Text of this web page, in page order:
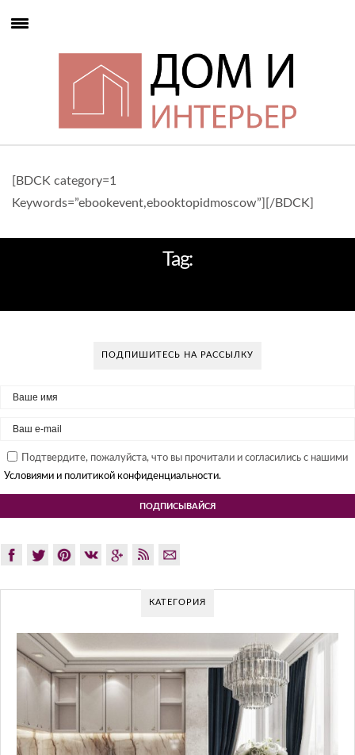
[BDCK category=1
Keywords=”ebookevent,ebooktopidmoscow”][/BDCK]
Tag:
ПОДПИШИТЕСЬ НА РАССЫЛКУ
Подтвердите, пожалуйста, что вы прочитали и согласились с нашими
Условиями и политикой конфиденциальности.
КАТЕГОРИЯ